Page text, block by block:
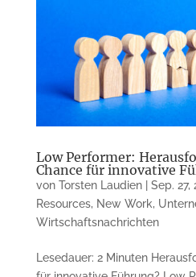
Low Performer:
Chance für innovative
von Torsten Laudien| Sep. 27,
Resources, New Work,
Wirtschaftsnachrichten
Lesedauer: 2 Minuten